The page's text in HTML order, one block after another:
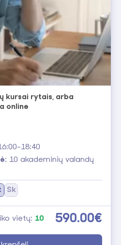
kursai rytais, arba
online
18:40
10 akademinių valandų
Sk
590.00€
vietų: 10